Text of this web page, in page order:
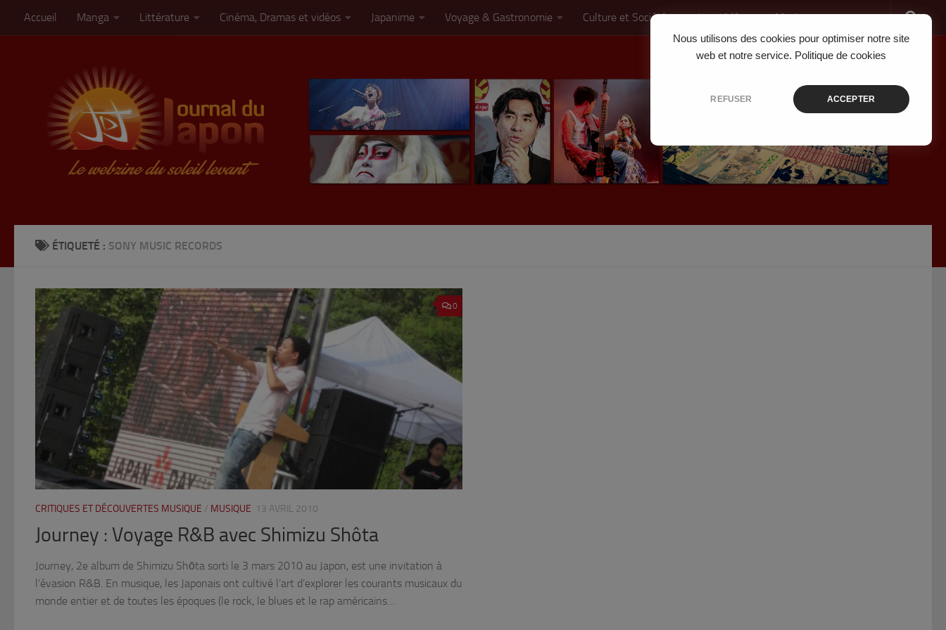
Nous utilisons des cookies pour optimiser notre site
web et notre service. Politique de cookies
REFUSER ACCEPTER
Skip to content
Accueil Manga Littérature Cinéma, Dramas et vidéos Japanime Voyage & Gastronomie Culture et Société Jeux Vidéo Musique
ÉTIQUETÉ : SONY MUSIC RECORDS
0
CRITIQUES ET DÉCOUVERTES MUSIQUE / MUSIQUE 13 AVRIL 2010
Journey : Voyage R&B avec Shimizu Shôta
Journey, 2e album de Shimizu Shōta sorti le 3 mars 2010 au Japon, est une invitation à
l’évasion R&B. En musique, les Japonais ont cultivé l’art d’explorer les courants musicaux du
monde entier et de toutes les époques (le rock, le blues et le rap américains…